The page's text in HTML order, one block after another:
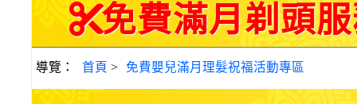
免費滿月剃頭服
導覽： 首頁 > 免費嬰兒滿月理髮祝福活動專區